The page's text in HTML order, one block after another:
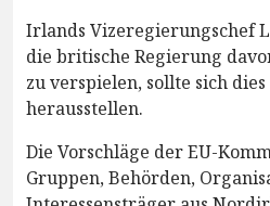
Irlands Vizeregierungschef
die britische Regierung
zu verspielen, sollte sich
herausstellen.
Die Vorschläge der EU-
Gruppen, Behörden,